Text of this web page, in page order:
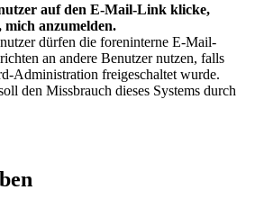
auf den E-Mail-Link klicke,
anzumelden.
dürfen die foreninterne E-Mail-
an andere Benutzer nutzen, falls
Administration freigeschaltet wurde.
den Missbrauch dieses Systems durch